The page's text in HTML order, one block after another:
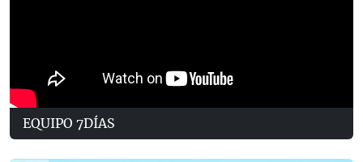
EQUIPO 7DÍAS